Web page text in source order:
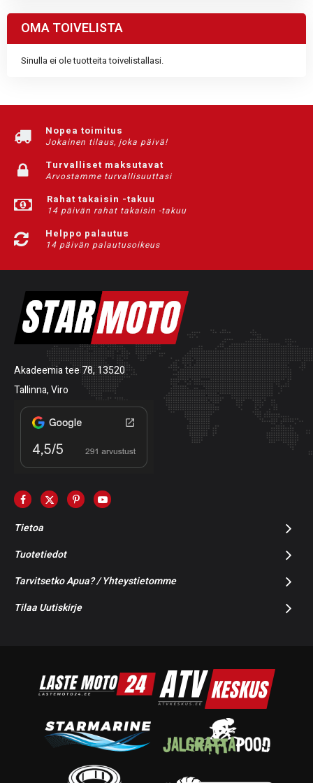
OMA TOIVELISTA
Sinulla ei ole tuotteita toivelistallasi.
Nopea toimitus
Jokainen tilaus, joka päivä!
Turvalliset maksutavat
Arvostamme turvallisuuttasi
Rahat takaisin -takuu
14 päivän rahat takaisin -takuu
Helppo palautus
14 päivän palautusoikeus
Akadeemia tee 78, 13520
Tallinna, Viro
Tietoa
Tuotetiedot
Tarvitsetko Apua? / Yhteystietomme
Tilaa Uutiskirje